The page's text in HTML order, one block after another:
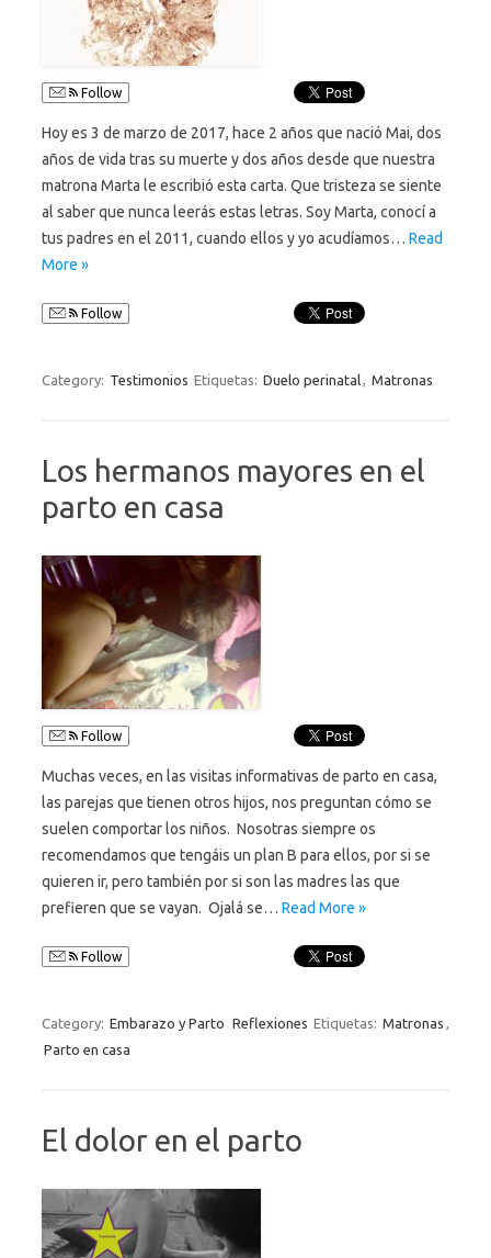
Follow
Hoy es 3 de marzo de 2017, hace 2 años que nació Mai, dos
años de vida tras su muerte y dos años desde que nuestra
matrona Marta le escribió esta carta. Que tristeza se siente
al saber que nunca leerás estas letras. Soy Marta, conocí a
tus padres en el 2011, cuando ellos y yo acudíamos… Read
More »
Follow
Category: Testimonios Etiquetas: Duelo perinatal Matronas
Los hermanos mayores en el
parto en casa
Follow
Muchas veces, en las visitas informativas de parto en casa,
las parejas que tienen otros hijos, nos preguntan cómo se
suelen comportar los niños. Nosotras siempre os
recomendamos que tengáis un plan B para ellos, por si se
quieren ir, pero también por si son las madres las que
prefieren que se vayan. Ojalá se… Read More »
Follow
Category: Embarazo y Parto Reflexiones Etiquetas: Matronas
Parto en casa
El dolor en el parto